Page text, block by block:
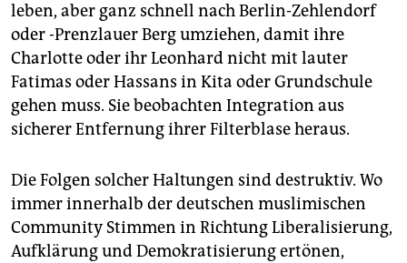
leben, aber ganz schnell nach Berlin-Zehlendorf
oder -Prenzlauer Berg umziehen, damit ihre
Charlotte oder ihr Leonhard nicht mit lauter
Fatimas oder Hassans in Kita oder Grundschule
gehen muss. Sie beobachten Integration aus
sicherer Entfernung ihrer Filterblase heraus.
Die Folgen solcher Haltungen sind destruktiv. Wo
immer innerhalb der deutschen muslimischen
Community Stimmen in Richtung Liberalisierung,
Aufklärung und Demokratisierung ertönen,